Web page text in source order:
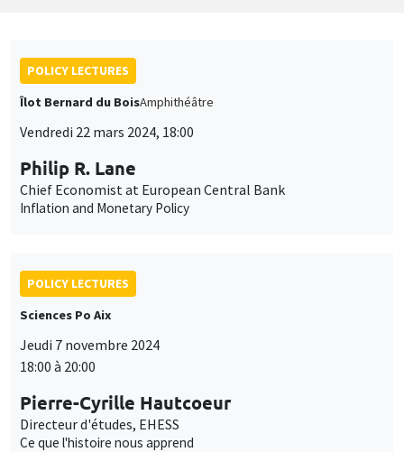
POLICY LECTURES
Îlot Bernard du BoisAmphithéâtre
Vendredi 22 mars 2024, 18:00
Philip R. Lane
Chief Economist at European Central Bank
Inflation and Monetary Policy
POLICY LECTURES
Sciences Po Aix
Jeudi 7 novembre 2024
18:00 à 20:00
Pierre-Cyrille Hautcoeur
Directeur d'études, EHESS
Ce que l'histoire nous apprend